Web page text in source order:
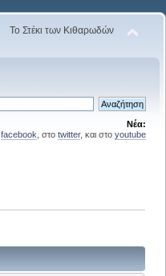
Το Στέκι των Κιθαρωδών
Νέα:
facebook , στο twitter, και στο youtube